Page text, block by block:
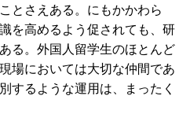
とさえある。にもかかわら
を高めるよう促されても、研
る。外国人留学生のほとんど
場においては大切な仲間であ
するような運用は、まったく